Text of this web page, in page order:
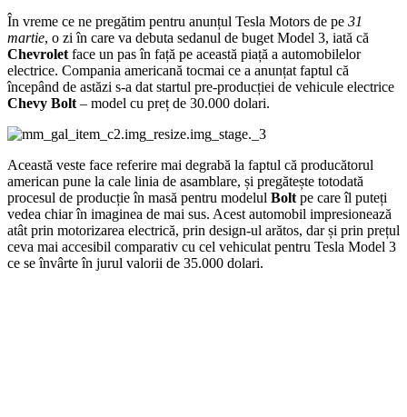
În vreme ce ne pregătim pentru anunțul Tesla Motors de pe 31
martie, o zi în care va debuta sedanul de buget Model 3, iată că
Chevrolet face un pas în față pe această piață a automobilelor
electrice. Compania americană tocmai ce a anunțat faptul că
începând de astăzi s-a dat startul pre-producției de vehicule electrice
Chevy Bolt – model cu preț de 30.000 dolari.
Această veste face referire mai degrabă la faptul că producătorul
american pune la cale linia de asamblare, și pregătește totodată
procesul de producție în masă pentru modelul Bolt pe care îl puteți
vedea chiar în imaginea de mai sus. Acest automobil impresionează
atât prin motorizarea electrică, prin design-ul arătos, dar și prin prețul
ceva mai accesibil comparativ cu cel vehiculat pentru Tesla Model 3
ce se învârte în jurul valorii de 35.000 dolari.